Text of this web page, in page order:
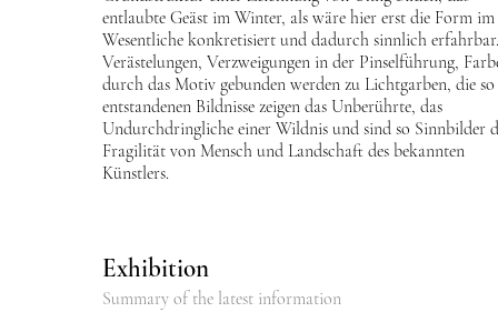
entlaubte Geäst im Winter, als wäre hier erst die Form im
Wesentliche konkretisiert und dadurch sinnlich erfahrbar.
Verästelungen, Verzweigungen in der Pinselführung,
durch das Motiv gebunden werden zu Lichtgarben, die so
entstandenen Bildnisse zeigen das Unberührte, das
Undurchdringliche einer Wildnis und sind so Sinnbilder
Fragilität von Mensch und Landschaft des bekannten
Künstlers.
Exhibition
Summary of the latest information